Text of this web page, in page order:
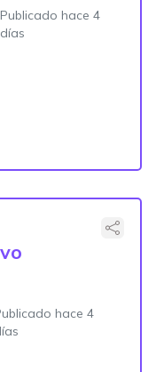
Publicado hace 4
días
hace 4